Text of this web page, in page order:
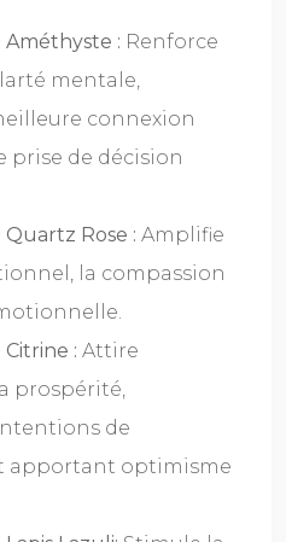
Améthyste : Renforce
mentale,
connexion
prise de décision
Rose : Amplifie
la compassion
: Attire
prospérité,
de
apportant optimisme